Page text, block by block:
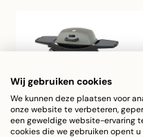
Wij gebruiken cookies
We kunnen deze plaatsen voor
onze website te verbeteren,
een geweldige website-ervaring
cookies die we gebruiken opent